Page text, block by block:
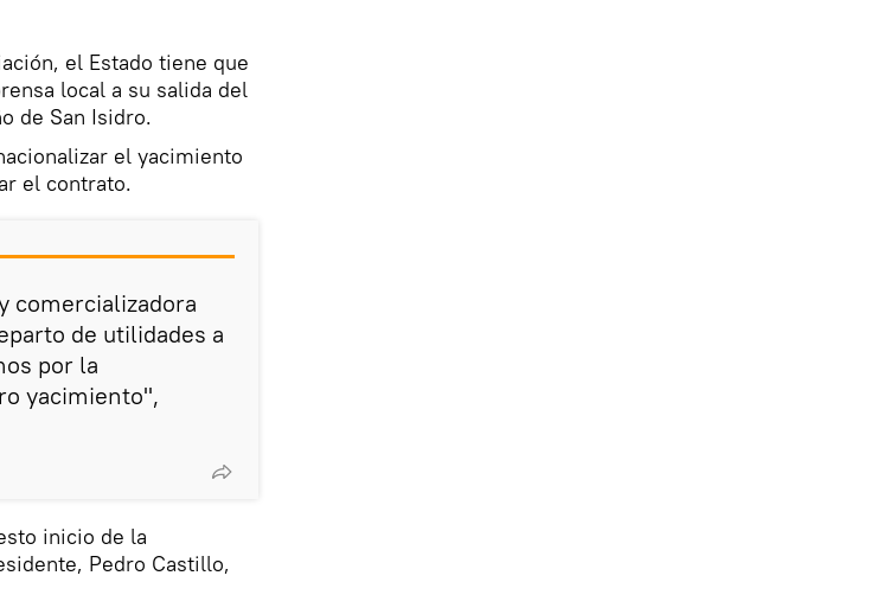
el Estado tiene que
local a su salida del
de San Isidro.
el yacimiento
el contrato.
comercializadora
de utilidades a
por la
yacimiento",
inicio de la
Pedro Castillo,